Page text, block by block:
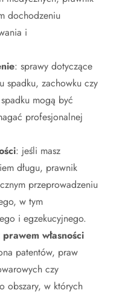
dochodzeniu
i
: sprawy dotyczące
spadku, zachowku czy
mogą być
profesjonalnej
: jeśli masz
długu, prawnik
przeprowadzeniu
w tym
i egzekucyjnego.
własności
patentów, praw
czy
obszary, w których